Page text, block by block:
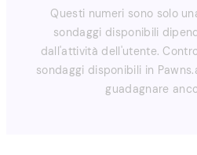
Questi numeri sono solo
sondaggi disponibili
dall'attività dell'utente.
sondaggi disponibili in
guadagnare